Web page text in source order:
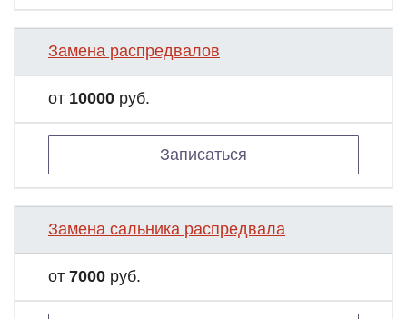
Замена распредвалов
от 10000 руб.
Записаться
Замена сальника распредвала
от 7000 руб.